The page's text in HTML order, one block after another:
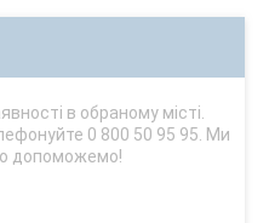
в обраному місті.
0 800 50 95 95. Ми
допоможемо!